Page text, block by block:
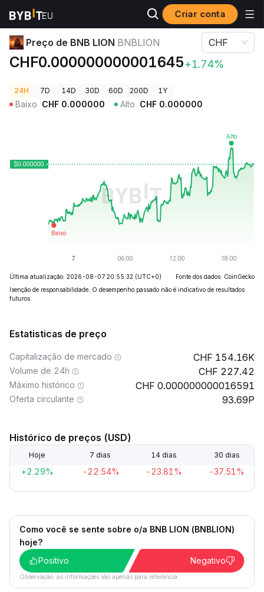
Criar conta
Preços de Criptomoedas Preço de BNB LION BNBLION
Preço de BNB LION BNBLION
CHF0.000000000001645+1.74%
CHF
24H 7D 14D 30D 60D 200D 1Y
Baixo CHF 0.000000 Alto CHF 0.000000
Última atualização: 2026-08-07 20:55:32 (UTC+0)
Fonte dos dados: CoinGecko
Isenção de responsabilidade: O desempenho passado não é indicativo de resultados
futuros.
Estatisticas de preço
Capitalização de mercado 154.16K
Volume de 24h 227.42
Máximo histórico 0.000000000016591
Oferta circulante 93.69P
Histórico de preços (USD)
Hoje 7 dias 14 dias 30 dias
+2.29% -22.54% -23.81% -37.51%
Como você se sente sobre o/a BNB LION (BNBLION)
hoje?
Positivo
Negativo
Observação: as informações são apenas para referência.